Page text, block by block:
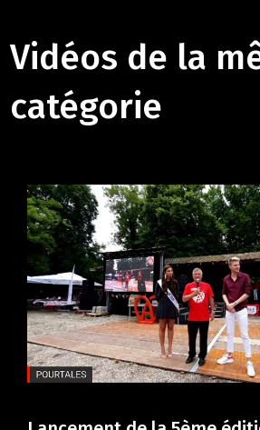
Vidéos de la
catégorie